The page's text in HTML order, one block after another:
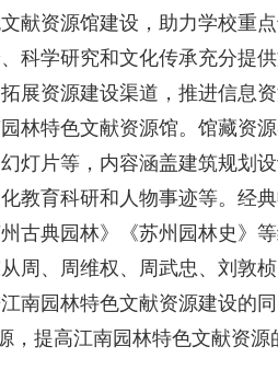
献资源馆建设，助力学校重
科学研究和文化传承充分提
展资源建设渠道，推进信息
林特色文献资源馆。馆藏资
灯片等，内容涵盖建筑规划
教育科研和人物事迹等。经
古典园林》《苏州园林史》
周、周维权、周武忠、刘敦桢
南园林特色文献资源建设的
提高江南园林特色文献资源